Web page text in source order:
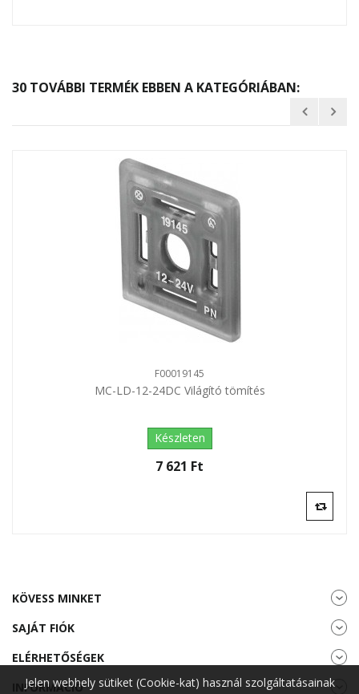
30 TOVÁBBI TERMÉK EBBEN A KATEGÓRIÁBAN:
F00019145
MC-LD-12-24DC Világító tömítés
Készleten
7 621 Ft‎
KÖVESS MINKET
SAJÁT FIÓK
ELÉRHETŐSÉGEK
INFORMÁCIÓ
Jelen webhely sütiket (Cookie-kat) használ szolgáltatásainak